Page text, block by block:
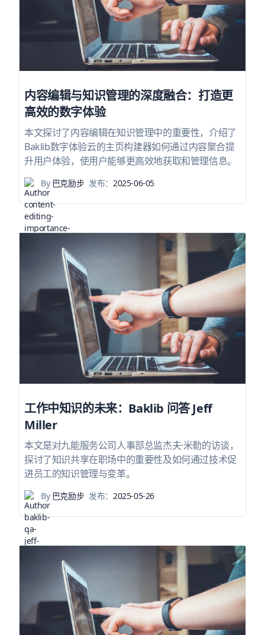
内容编辑与知识管理的深度融合：打造更
高效的数字体验
本文探讨了内容编辑在知识管理中的重要性，介绍了
Baklib数字体验云的主页构建器如何通过内容聚合提
升用户体验，使用户能够更高效地获取和管理信息。
By巴克励步 发布：2025-06-05
工作中知识的未来：Baklib 问答 Jeff
Miller
本文是对九能服务公司人事部总监杰夫·米勒的访谈，
探讨了知识共享在职场中的重要性及如何通过技术促
进员工的知识管理与变革。
By巴克励步 发布： 2025-05-26